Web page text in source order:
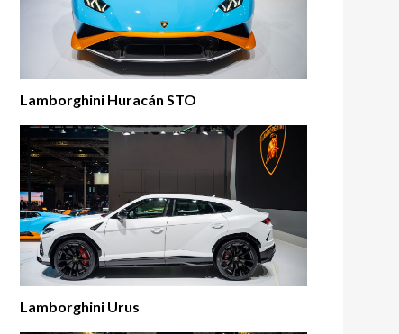
Lamborghini Huracán STO
Lamborghini Urus